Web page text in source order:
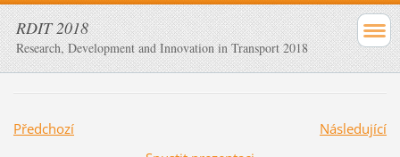
RDIT 2018
Research, Development and Innovation in Transport 2018
Předchozí
Následující